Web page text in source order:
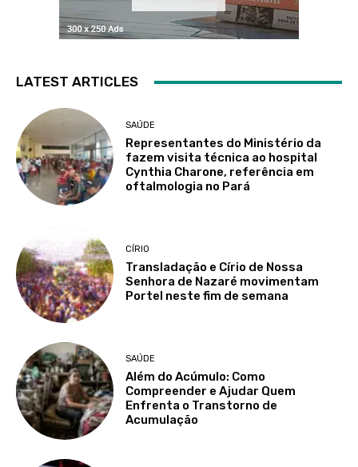
LATEST ARTICLES
SAÚDE
Representantes do Ministério da
fazem visita técnica ao hospital
Cynthia Charone, referência em
oftalmologia no Pará
CÍRIO
Transladação e Círio de Nossa
Senhora de Nazaré movimentam
Portel neste fim de semana
SAÚDE
Além do Acúmulo: Como
Compreender e Ajudar Quem
Enfrenta o Transtorno de
Acumulação